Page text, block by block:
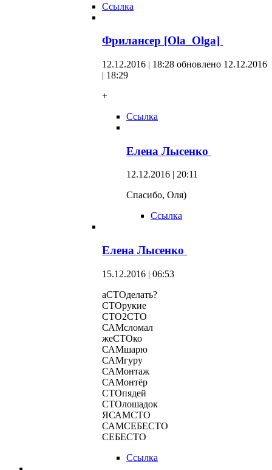
Ссылка
Фрилансер [Ola_Olga]
12.12.2016 | 18:28 обновлено 12.12.2016
| 18:29
+
Ссылка
Елена Лысенко
12.12.2016 | 20:11
Спасибо, Оля)
Ссылка
Елена Лысенко
15.12.2016 | 06:53
аСТОделать?
СТОрукие
СТО2СТО
САМсломал
жеСТОко
САМшарю
САМгуру
САМонтаж
САМонтёр
СТОпядей
СТОлошадок
ЯСАМСТО
САМСЕБЕСТО
СЕБЕСТО
Ссылка